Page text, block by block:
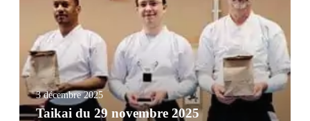
3 décembre 2025
Taikai du 29 novembre 2025